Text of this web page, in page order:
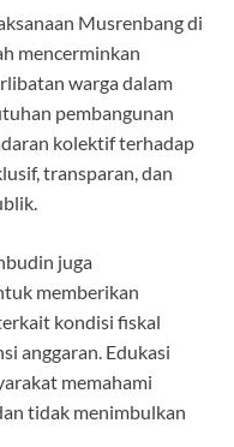
Musrenbang di
mencerminkan
warga dalam
pembangunan
kolektif terhadap
transparan, dan
juga
memberikan
kondisi fiskal
anggaran. Edukasi
memahami
tidak menimbulkan